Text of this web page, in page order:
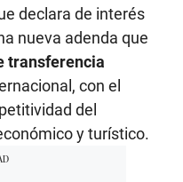
declara de interés
nueva adenda que
transferencia
con el
del
y turístico.